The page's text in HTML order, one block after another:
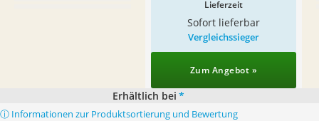
Lieferzeit
Sofort lieferbar
Vergleichssieger
Zum Angebot »
Erhältlich bei *
ⓘ Informationen zur Produktsortierung und Bewertung